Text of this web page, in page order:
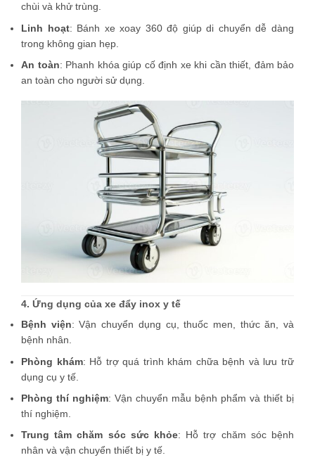
chùi và khử trùng.
Linh hoạt: Bánh xe xoay 360 độ giúp di chuyển dễ dàng
trong không gian hẹp.
An toàn: Phanh khóa giúp cố định xe khi cần thiết, đảm bảo
an toàn cho người sử dụng.
4. Ứng dụng của xe đẩy inox y tế
Bệnh viện: Vận chuyển dụng cụ, thuốc men, thức ăn, và
bệnh nhân.
Phòng khám: Hỗ trợ quá trình khám chữa bệnh và lưu trữ
dụng cụ y tế.
Phòng thí nghiệm: Vận chuyển mẫu bệnh phẩm và thiết bị
thí nghiệm.
Trung tâm chăm sóc sức khỏe: Hỗ trợ chăm sóc bệnh
nhân và vận chuyển thiết bị y tế.